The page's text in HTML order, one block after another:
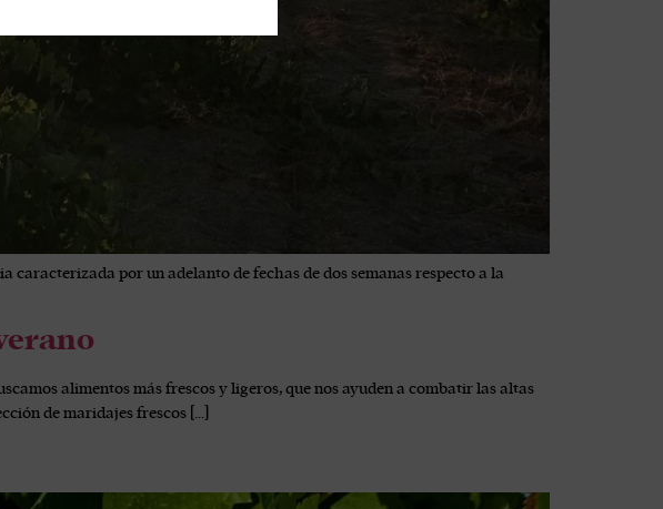
caracterizada por un adelanto de fechas de dos semanas respecto a la
alimentos más frescos y ligeros, que nos ayuden a combatir las altas
de maridajes frescos […]